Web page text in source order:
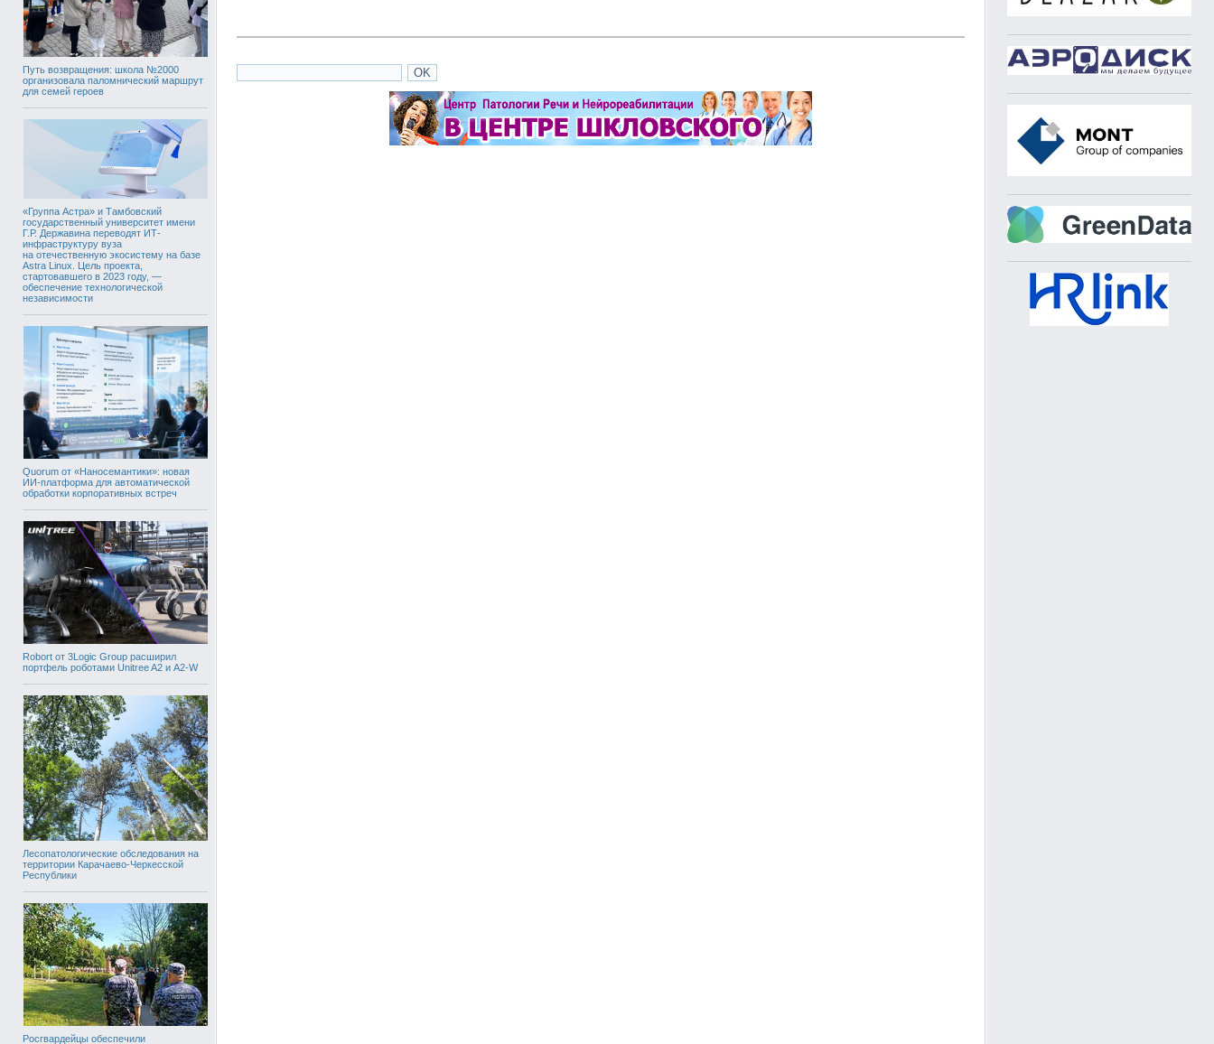
Путь возвращения: школа №2000
организовала паломнический маршрут
для семей героев
«Группа Астра» и Тамбовский
государственный университет имени
Г.Р. Державина переводят ИТ-
инфраструктуру вуза
на отечественную экосистему на базе
Astra Linux. Цель проекта,
стартовавшего в 2023 году, —
обеспечение технологической
независимости
Quorum от «Наносемантики»: новая
ИИ-платформа для автоматической
обработки корпоративных встреч
Robort от 3Logic Group расширил
портфель роботами Unitree A2 и A2-W
Лесопатологические обследования на
территории Карачаево-Черкесской
Республики
Росгвардейцы обеспечили